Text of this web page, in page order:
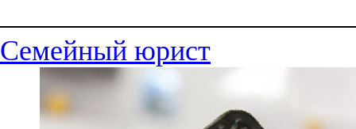
Семейный юрист